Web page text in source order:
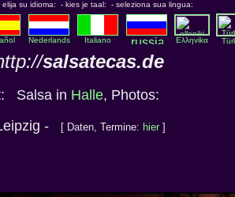
su idioma: - kies je taal: - seleziona sua lingua:
Nederlands Italiano Eλληvikα
salsatecas.de
Salsa in Halle, Photos:
- [ Daten, Termine: hier]